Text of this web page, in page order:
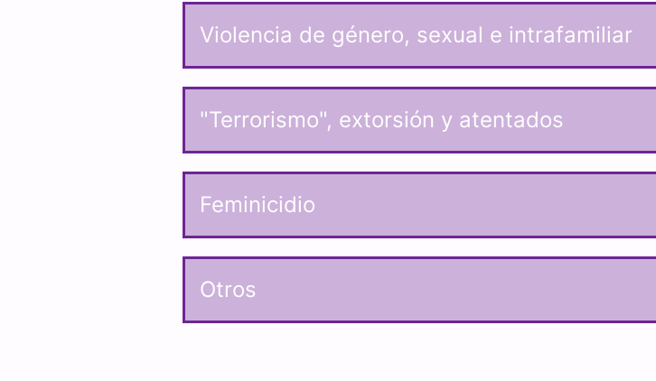
Violencia de género, sexual e intrafamiliar
"Terrorismo", extorsión y atentados
Feminicidio
Otros